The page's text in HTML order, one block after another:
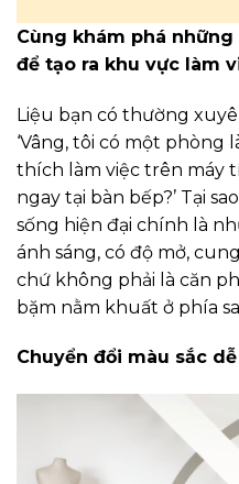
Cùng khám phá
để tạo ra khu vực làm
Liệu bạn có thường
‘Vâng, tôi có một phòng
thích làm việc trên máy
ngay tại bàn bếp?’ Tại
sống hiện đại chính là
ánh sáng, có độ mở,
chứ không phải là căn
bặm nằm khuất ở phía
Chuyển đổi màu sắc